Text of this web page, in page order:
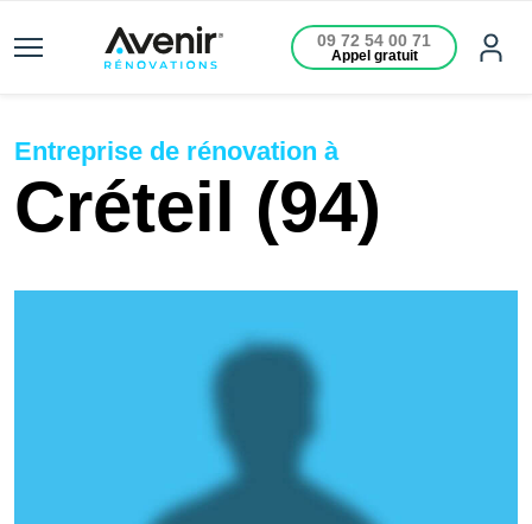
09 72 54 00 71
Appel gratuit
Entreprise de rénovation à
Créteil (94)